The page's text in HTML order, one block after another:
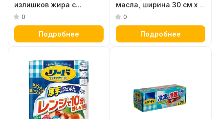
излишков жира с
поверхности при
готовке в кастрюле,
диаметр 20 см х 12
0
Подробнее
масла, ширина 30 см х 5
м 0
Подробнее